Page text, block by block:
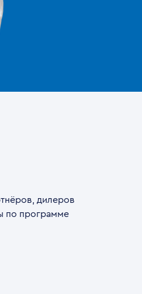
дилеров
по программе